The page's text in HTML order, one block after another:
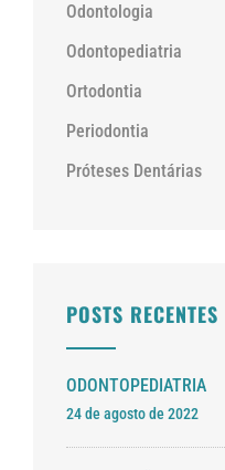
Odontologia
Odontopediatria
Ortodontia
Periodontia
Próteses Dentárias
POSTS RECENTES
ODONTOPEDIATRIA
24 de agosto de 2022